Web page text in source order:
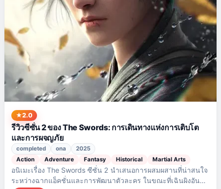
2.0
รีวิวซีซั่น 2 ของ The Swords: การเดินทางแห่งการเติบโต
และการผจญภัย
completed ona
2025
Action
Adventure Fantasy Historical Martial Arts
อนิเมะเรื่อง The Swords ซีซั่น 2 นำเสนอการผสมผสานที่น่าสนใจ
ระหว่างฉากแอ็คชั่นและการพัฒนาตัวละคร ในขณะที่เฉินผิงอัน